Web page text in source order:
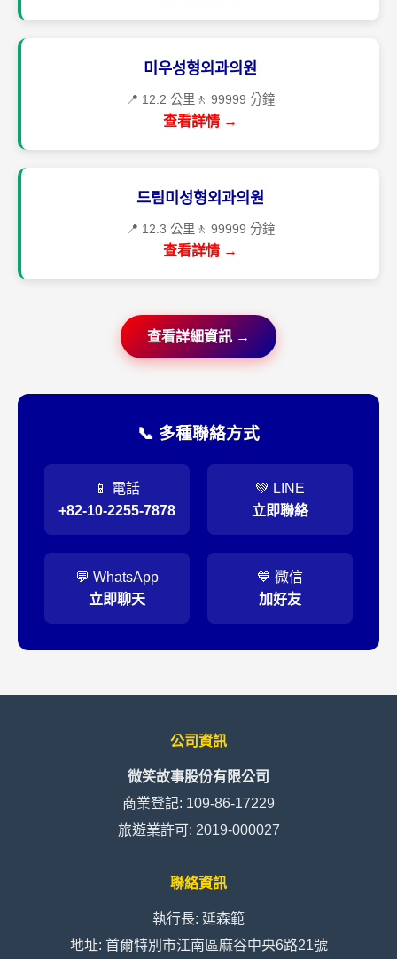
미우성형외과의원
📍 12.2 公里 🚶 99999 分鐘
查看詳情 →
드림미성형외과의원
📍 12.3 公里 🚶 99999 分鐘
查看詳情 →
查看詳細資訊 →
📞 多種聯絡方式
📱 電話
+82-10-2255-7878
💚 LINE
立即聯絡
💬 WhatsApp
立即聊天
💙 微信
加好友
公司資訊
微笑故事股份有限公司
商業登記: 109-86-17229
旅遊業許可: 2019-000027
聯絡資訊
執行長: 延森範
地址: 首爾特別市江南區麻谷中央6路21號